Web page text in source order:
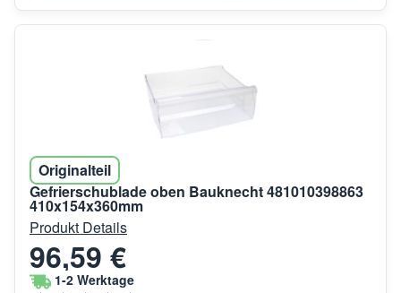
Originalteil
Gefrierschublade oben Bauknecht 481010398863
410x154x360mm
Produkt Details
96,59 €
1-2 Werktage